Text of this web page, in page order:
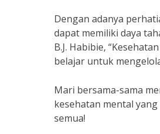
Dengan adanya
dapat memiliki daya
B.J. Habibie,
belajar untuk
Mari bersama-sama
kesehatan mental
semua!